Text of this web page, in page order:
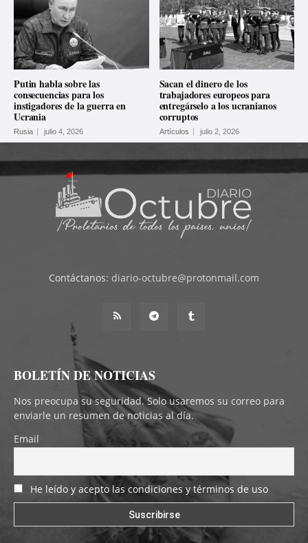
Putin habla sobre las
consecuencias para los
instigadores de la guerra en
Ucrania
Rusia julio 4, 2026
Sacan el dinero de los
trabajadores europeos para
entregárselo a los ucranianos
corruptos
Artículos julio 2, 2026
Contáctanos: diario-octubre@protonmail.com
BOLETÍN DE NOTICIAS
Nos preocupa su seguridad. Solo usaremos su correo para
enviarle un resumen de noticias al día.
Email
He leído y acepto las condiciones y términos de uso